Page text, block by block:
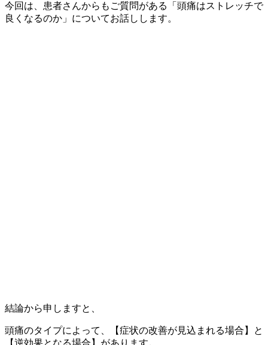
今回は、患者さんからもご質問がある「頭痛はストレッチで
良くなるのか」についてお話しします。
結論から申しますと、
頭痛のタイプによって、【症状の改善が見込まれる場合】と